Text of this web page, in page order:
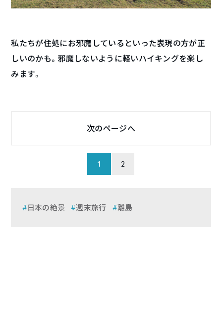
私たちが住処にお邪魔しているといった表現の方が正
しいのかも。邪魔しないように軽いハイキングを楽し
みます。
1 2
次のページへ
日本の絶景 週末旅行 離島